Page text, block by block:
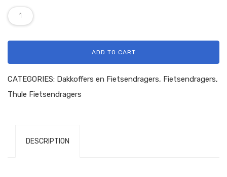
ADD TO CART
CATEGORIES: Dakkoffers en Fietsendragers, Fietsendragers,
Thule Fietsendragers
DESCRIPTION